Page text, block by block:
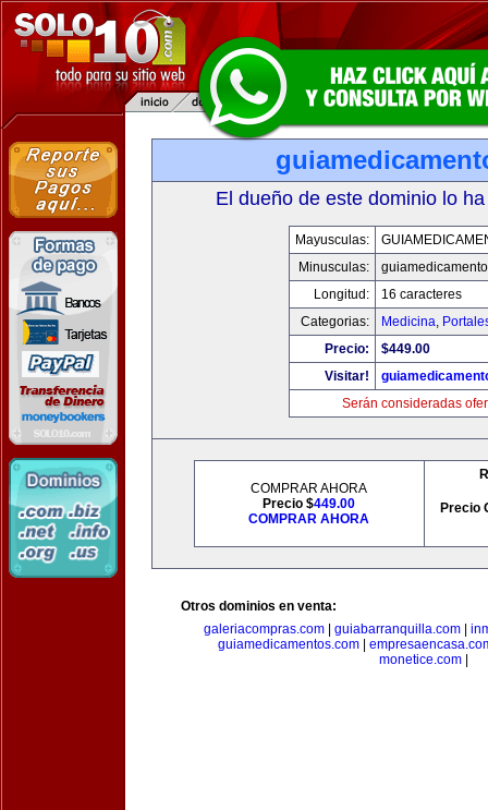
El dueño de este dominio lo
Mayusculas:
Minusculas:
Longitud:
16 caracteres
Categorias:
Medicina,
Precio:
$449.00
Visitar!
Serán consideradas
COMPRAR AHORA
Precio $449.00
COMPRAR AHORA
Precio
Otros dominios en venta:
galeriacompras.com
guiabarranquilla.com
guiamedicamentos.com|
monetice.com